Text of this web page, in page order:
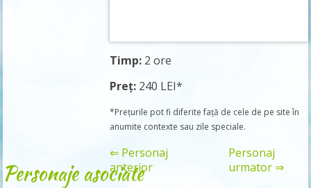
Timp: 2 ore
Preț: 240 LEI*
*Prețurile pot fi diferite față de cele de pe site în
anumite contexte sau zile speciale.
⇐ Personaj
anterior
Personaj
urmator ⇒
Personaje asociate